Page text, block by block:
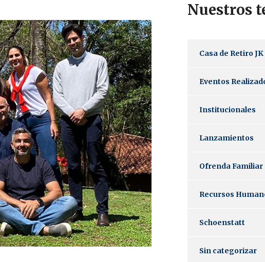
Nuestros
Casa de Retiro JK
Eventos
Institucionales
Lanzamientos
Ofrenda Familiar
Recursos
Schoenstatt
Sin categorizar